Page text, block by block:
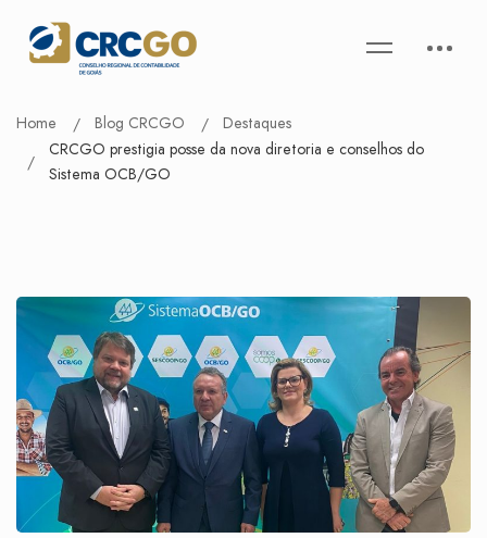
Home Blog CRCGO
Destaques
CRCGO prestigia posse da nova diretoria e conselhos do
Sistema OCB/GO